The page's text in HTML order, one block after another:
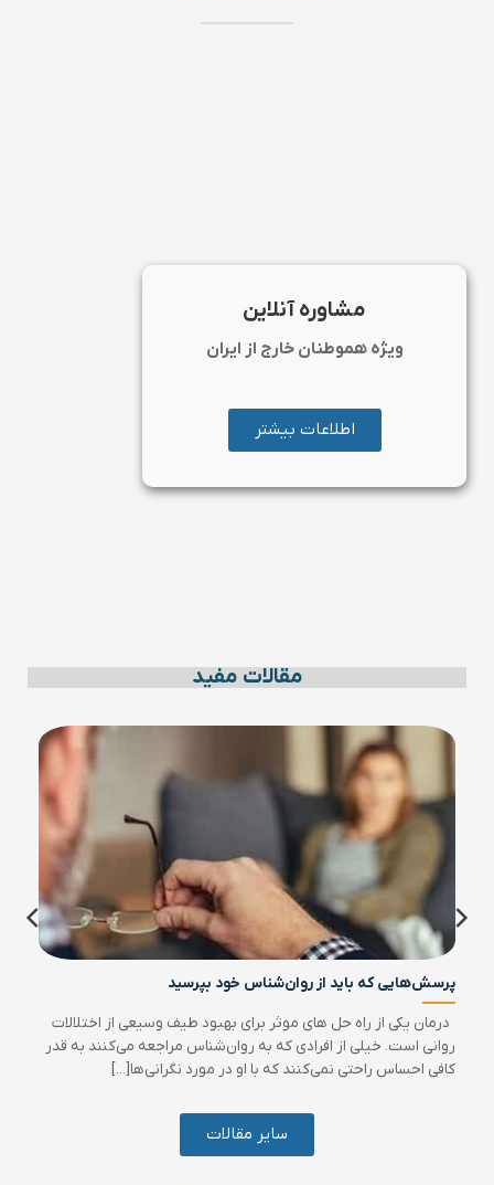
مشاوره آنلاین
ویژه هموطنان خارج از ایران
اطلاعات بیشتر
مقالات مفید
پرسش‌هایی که باید از روان‌شناس خود بپرسید
درمان یکی از راه حل های موثر برای بهبود طیف وسیعی از اختلالات
روانی است. خیلی از افرادی که به روان‌شناس مراجعه می‌کنند به قدر
کافی احساس راحتی نمی‌کنند که با او در مورد نگرانی‌ها[...]
سایر مقالات